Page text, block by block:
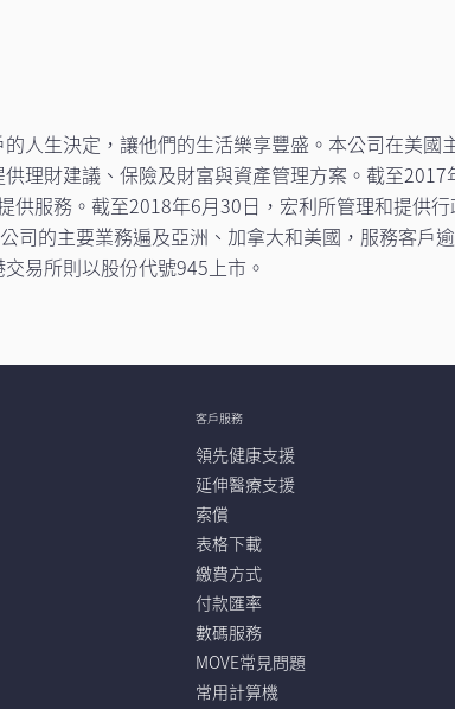
人生決定，讓他們的生活樂享豐盛。本公司在美
理財建議、保險及財富與資產管理方案。截至
服務。截至2018年6月30日，宏利所管理和提供
司的主要業務遍及亞洲、加拿大和美國，服務客戶
易所則以股份代號945上市。
客戶服務
領先健康支援
延伸醫療支援
索償
表格下載
繳費方式
付款匯率
數碼服務
MOVE常見問題
常用計算機